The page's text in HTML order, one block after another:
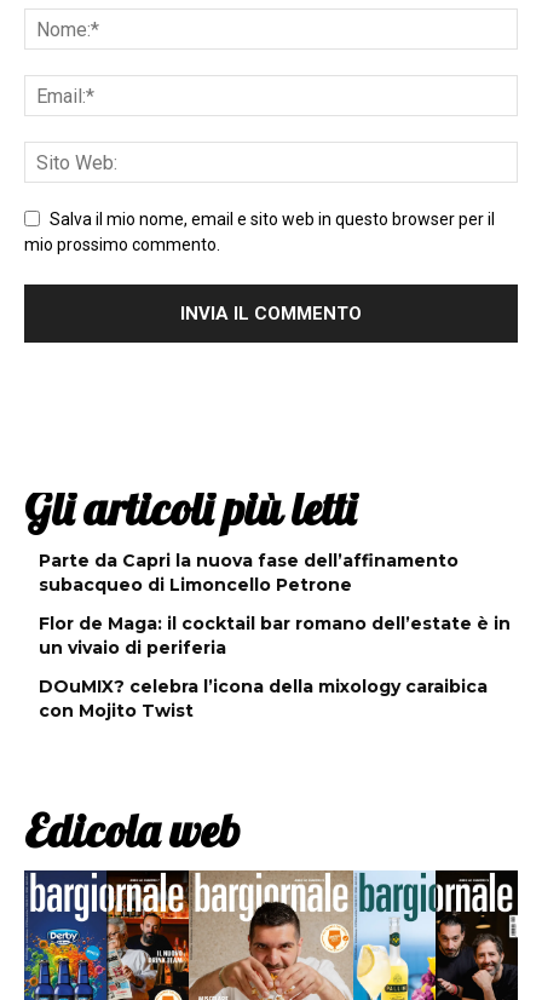
Salva il mio nome, email e sito web in questo browser per il
mio prossimo commento.
Gli articoli più letti
Parte da Capri la nuova fase dell’affinamento
subacqueo di Limoncello Petrone
Flor de Maga: il cocktail bar romano dell’estate è in
un vivaio di periferia
DOuMIX? celebra l’icona della mixology caraibica
con Mojito Twist
Edicola web